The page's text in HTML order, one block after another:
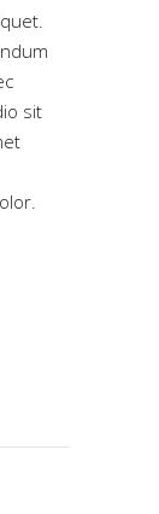
sit